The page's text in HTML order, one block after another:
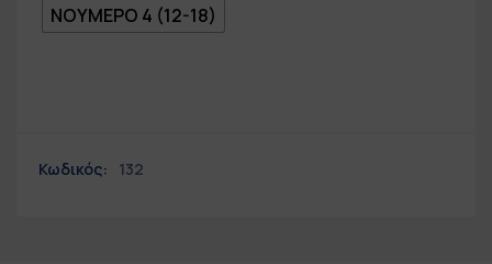
ΝΟΥΜΕΡΟ 4 (12-18)
Κωδικός: 132